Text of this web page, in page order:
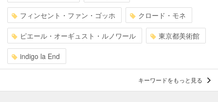
フィンセント・ファン・ゴッホ クロード・モネ
ピエール・オーギュスト・ルノワール 東京都美術館
indigo la End
キーワードをもっと見る